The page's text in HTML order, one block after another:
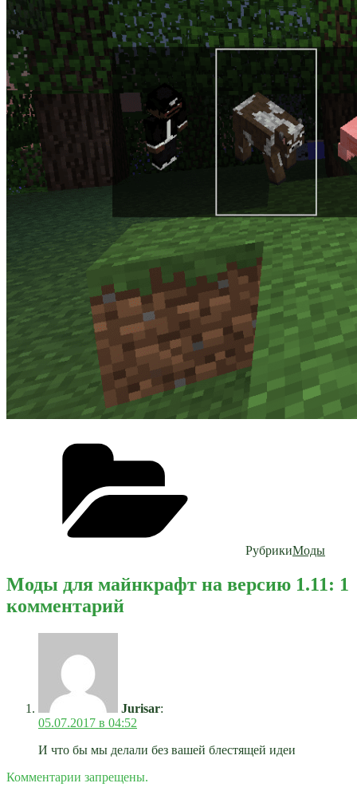
РубрикиМоды
Моды для майнкрафт на версию 1.11: 1
комментарий
Jurisar:
05.07.2017 в 04:52
И что бы мы делали без вашей блестящей идеи
Комментарии запрещены.